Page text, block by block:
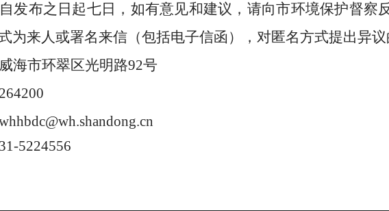
发布之日起七日，如有意见和建议，请向市环境保护督察
为来人或署名来信（包括电子信函），对匿名方式提出异议
海市环翠区光明路92号
264200
5224556